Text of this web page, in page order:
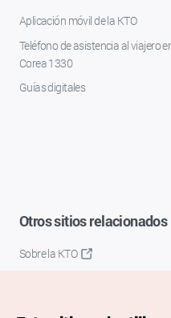
Aplicación móvil de la KTO
Teléfono de asistencia al viajero
Corea 1330
Guías digitales
Otros sitios relacionados
Sobre la KTO